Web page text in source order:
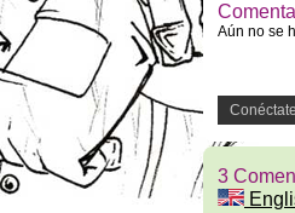
Aún no se
3